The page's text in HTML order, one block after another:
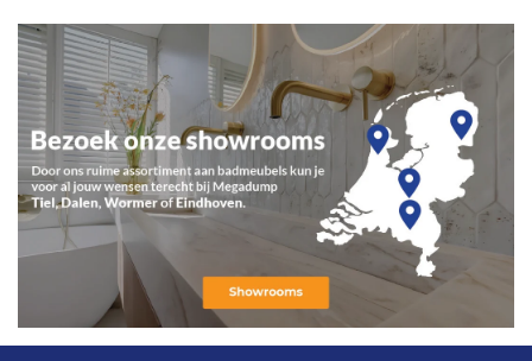
De design sifons hebben een chromen look zodat ze er modern een
stijlvol uitzien, samen met de andere chromen elementen in uw
badkamer kunt u een mooie en moderne stijl uitstralen binnen de
badkamer.